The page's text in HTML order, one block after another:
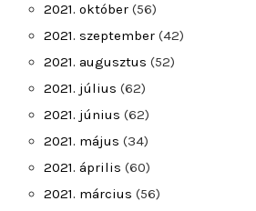
2021. október (56)
2021. szeptember (42)
2021. augusztus (52)
2021. július (62)
2021. június (62)
2021. május (34)
2021. április (60)
2021. március (56)